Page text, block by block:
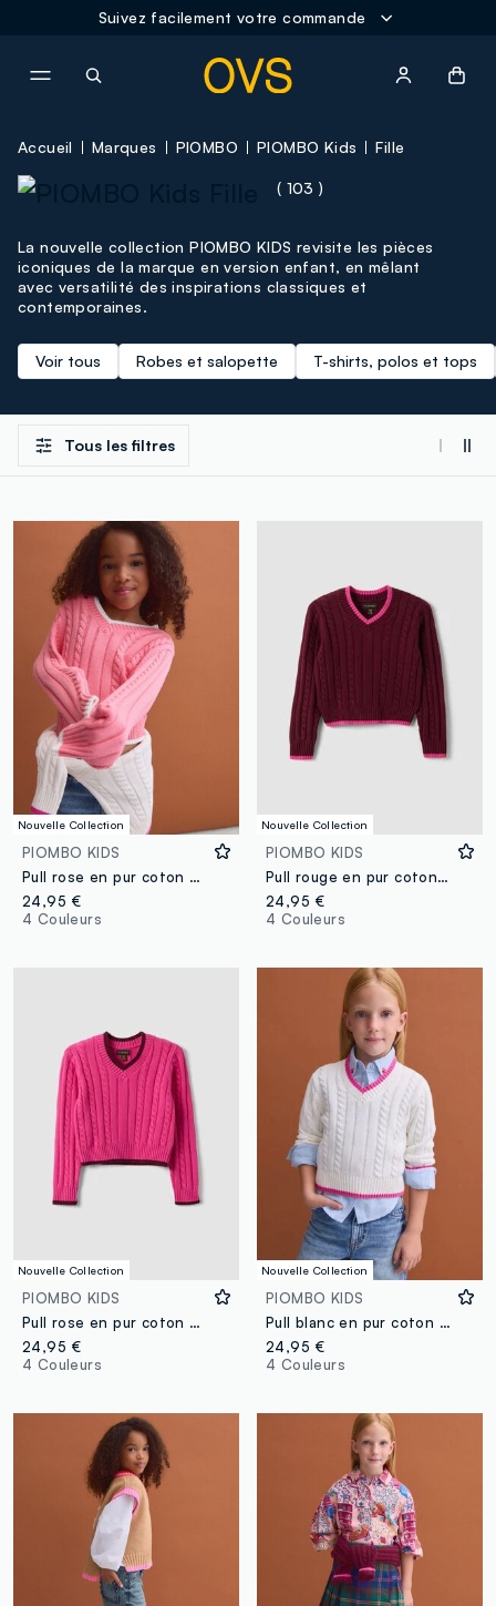
Suivez facilement votre commande
Accueil Marques PIOMBO PIOMBO Kids Fille
( 103 )
La nouvelle collection PIOMBO KIDS revisite les pièces
iconiques de la marque en version enfant, en mêlant
avec versatilité des inspirations classiques et
contemporaines.
Voir tous Robes et salopette T-shirts, polos et tops
Tous les filtres
Nouvelle Collection
PIOMBO KIDS
Pull rose en pur coton à torsades, col V, pour fille
24,95 €
4 Couleurs
Nouvelle Collection
PIOMBO KIDS
Pull rouge en pur coton à torsades avec col V pour fille
24,95 €
4 Couleurs
Nouvelle Collection
PIOMBO KIDS
Pull rose en pur coton à torsades, col V, pour fille
24,95 €
4 Couleurs
Nouvelle Collection
PIOMBO KIDS
Pull blanc en pur coton à torsades avec col V pour fille
24,95 €
4 Couleurs